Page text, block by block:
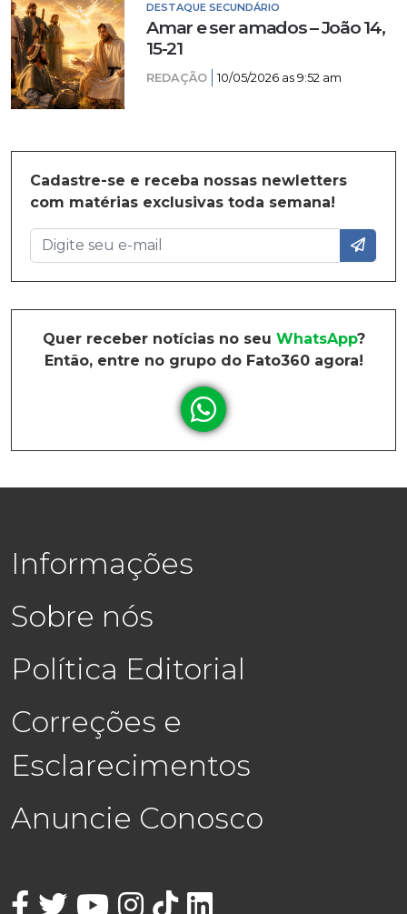
DESTAQUE SECUNDÁRIO
Amar e ser amados – João 14,
15-21
REDAÇÃO 10/05/2026 as 9:52 am
Cadastre-se e receba nossas newletters
com matérias exclusivas toda semana!
Quer receber notícias no seu WhatsApp?
Então, entre no grupo do Fato360 agora!
Informações
Sobre nós
Política Editorial
Correções e
Esclarecimentos
Anuncie Conosco